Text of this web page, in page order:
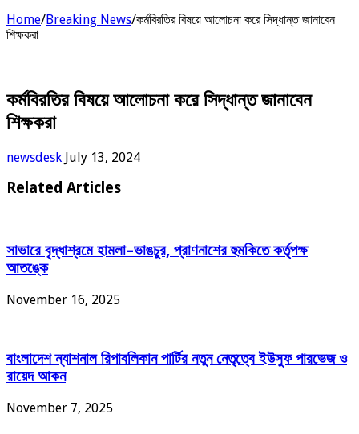
Home/Breaking News/কর্মবিরতির বিষয়ে আলোচনা করে সিদ্ধান্ত জানাবেন
শিক্ষকরা
কর্মবিরতির বিষয়ে আলোচনা করে সিদ্ধান্ত জানাবেন
শিক্ষকরা
newsdesk July 13, 2024
Related Articles
সাভারে বৃদ্ধাশ্রমে হামলা–ভাঙচুর, প্রাণনাশের হুমকিতে কর্তৃপক্ষ
আতঙ্কে
November 16, 2025
বাংলাদেশ ন্যাশনাল রিপাবলিকান পার্টির নতুন নেতৃত্বে ইউসুফ পারভেজ ও
রায়েদ আকন
November 7, 2025